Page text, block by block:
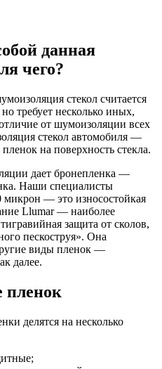
данная
чего?
стекол считается
требует несколько иных,
от шумоизоляции всех
стекол автомобиля —
на поверхность стекла.
дает бронепленка —
Наши специалисты
— это износостойкая
Llumar — наиболее
защита от сколов,
пескоструя». Она
виды пленок —
далее.
пленок
делятся на несколько